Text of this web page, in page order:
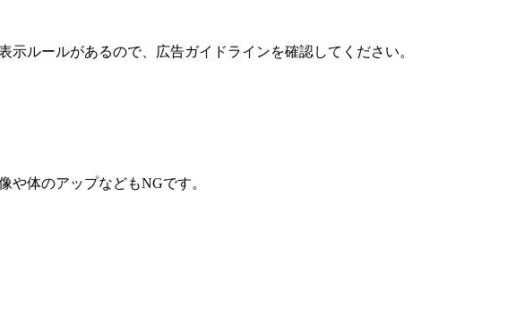
ルールがあるので、広告ガイドラインを確認してください。
体のアップなどもNGです。